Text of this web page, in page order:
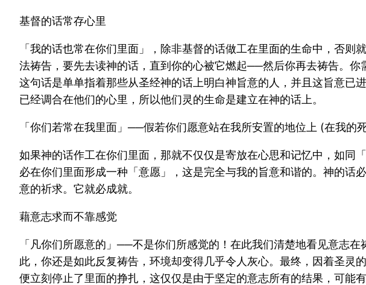
基督的话常存心里
「我的话也常在你们里面」，除非基督的话做工在里面的生命中，否
法祷告，要先去读神的话，直到你的心被它燃起──然后你再去祷告。
这句话是单单指着那些从圣经神的话上明白神旨意的人，并且这旨意
已经调合在他们的心里，所以他们灵的生命是建立在神的话上。
「你们若常在我里面」──假若你们愿意站在我所安置的地位上 (在我
如果神的话作工在你们里面，那就不仅仅是寄放在心思和记忆中，如
必在你们里面形成一种「意愿」，这是完全与我的旨意和谐的。神的
意的祈求。它就必成就。
藉意志求而不靠感觉
「凡你们所愿意的」──不是你们所感觉的！在此我们清楚地看见意志
此，你还是如此反复祷告，环境却变得几乎令人灰心。最终，因着圣
便立刻停止了里面的挣扎，这仅仅是由于坚定的意志所有的结果，可能